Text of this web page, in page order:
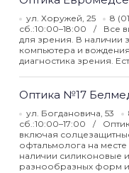
ул. Хоружей, 25 8
сб.:10:00–18:00
Все
для зрения. В наличии
компьютера и
диагностика зрения.
Оптика №17
ул. Богдановича, 53
сб.:10:00–17:00
включая
офтальмолога на
наличии силиконовые
разнообразных форм и